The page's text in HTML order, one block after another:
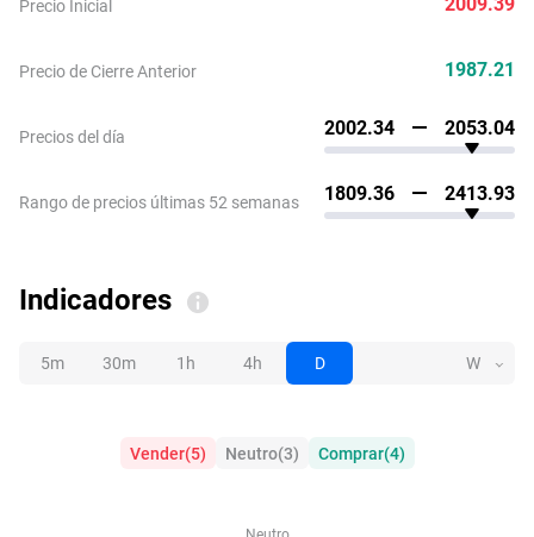
Precio Inicial
Precio de Cierre Anterior
Precios del día
Rango de precios últimas 52 semanas
1987.21
2002.34 2053.04
1809.36 2413.93
Indicadores
5m 30m 1h 4h D W
Vender(5) Neutro(3) Comprar(4)